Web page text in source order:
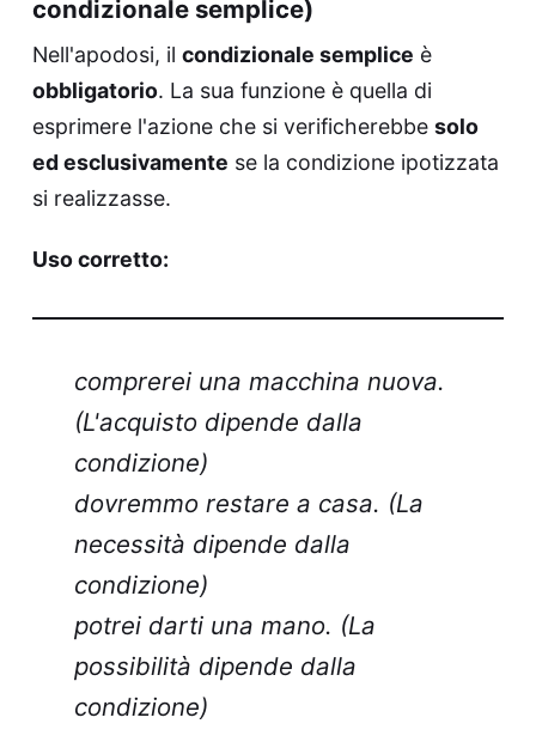
condizionale semplice)
Nell'apodosi, il condizionale semplice è
obbligatorio. La sua funzione è quella di
esprimere l'azione che si verificherebbe solo
ed esclusivamente se la condizione ipotizzata
si realizzasse.
Uso corretto:
comprerei una macchina nuova.
(L'acquisto dipende dalla
condizione)
dovremmo restare a casa. (La
necessità dipende dalla
condizione)
potrei darti una mano. (La
possibilità dipende dalla
condizione)